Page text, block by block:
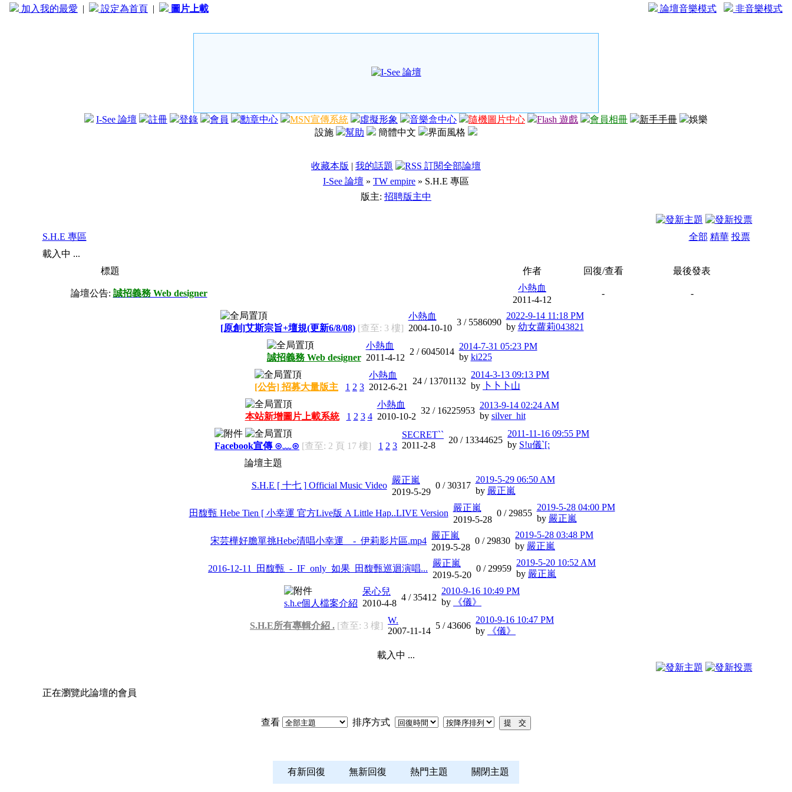
加入我的最愛 | 設定為首頁 | 圖片上載 論壇音樂模式 非音樂模式
I-See 論壇 註冊 登錄 會員 勳章中心 MSN宣傳系統 虛擬形象 音樂盒中心 隨機圖片中心 Flash 遊戲 會員相冊 新手手冊
娛樂
設施
幫助 簡體中文 界面風格
收藏本版 | 我的話題
I-See 論壇 » TW empire » S.H.E 專區
版主: 招聘版主中
S.H.E 專區 全部 精華 投票
載入中 ...
標題
作者 回復/查看 最後發表
論壇公告: 誠招義務 Web designer
小熱血
2011-4-12
- -
[原創]艾斯宗旨+壇規(更新6/8/08) [查至: 3 樓]
小熱血
2004-10-10
3 / 5586090
2022-9-14 11:18 PM
by 幼女蘿莉043821
誠招義務 Web designer
小熱血
2011-4-12
2 /6045014
2014-7-31 05:23 PM
by ki225
[公告] 招募大量版主 1 2 3
小熱血
2012-6-21
24 / 13701132
2014-3-13 09:13 PM
by
卜卜卜山
本站新增圖片上載系統 1 2 3 4
小熱血
2010-10-2
32 / 16225953
2013-9-14 02:24 AM
by silver_hit
Facebook宣傳 ⊙﹏⊙ [查至: 2 頁 17 樓] 1 2 3
SECRET``
2011-2-8
20 / 13344625
2011-11-16 09:55 PM
by S!u儀`[:
論壇主題
S.H.E [ 十七 ] Official Music Video
嚴正嵐
2019-5-29
0 /30317
2019-5-29 06:50 AM
by 嚴正嵐
田馥甄 Hebe Tien [ 小幸運 官方Live版 A Little Hap..LIVE Version
嚴正嵐
2019-5-28
0 / 29855
2019-5-28 04:00 PM
by 嚴正嵐
宋芸樺好膽單挑Hebe清唱小幸運__-_伊莉影片區.mp4
嚴正嵐
2019-5-28
0 / 29830
2019-5-28 03:48 PM
by 嚴正嵐
2016-12-11_田馥甄_-_IF_only_如果_田馥甄巡迴演唱...
嚴正嵐
2019-5-20
0 / 29959
2019-5-20 10:52 AM
by 嚴正嵐
s.h.e個人檔案介紹
呆心兒
2010-4-8
4 /35412
2010-9-16 10:49 PM
by
《儀》
S.H.E所有專輯介紹 . [查至: 3 樓]
W.
2007-11-14
5 /43606
2010-9-16 10:47 PM
by
《儀》
載入中 ...
正在瀏覽此論壇的會員
查看 排序方式
有新回復 無新回復 熱門主題 關閉主題